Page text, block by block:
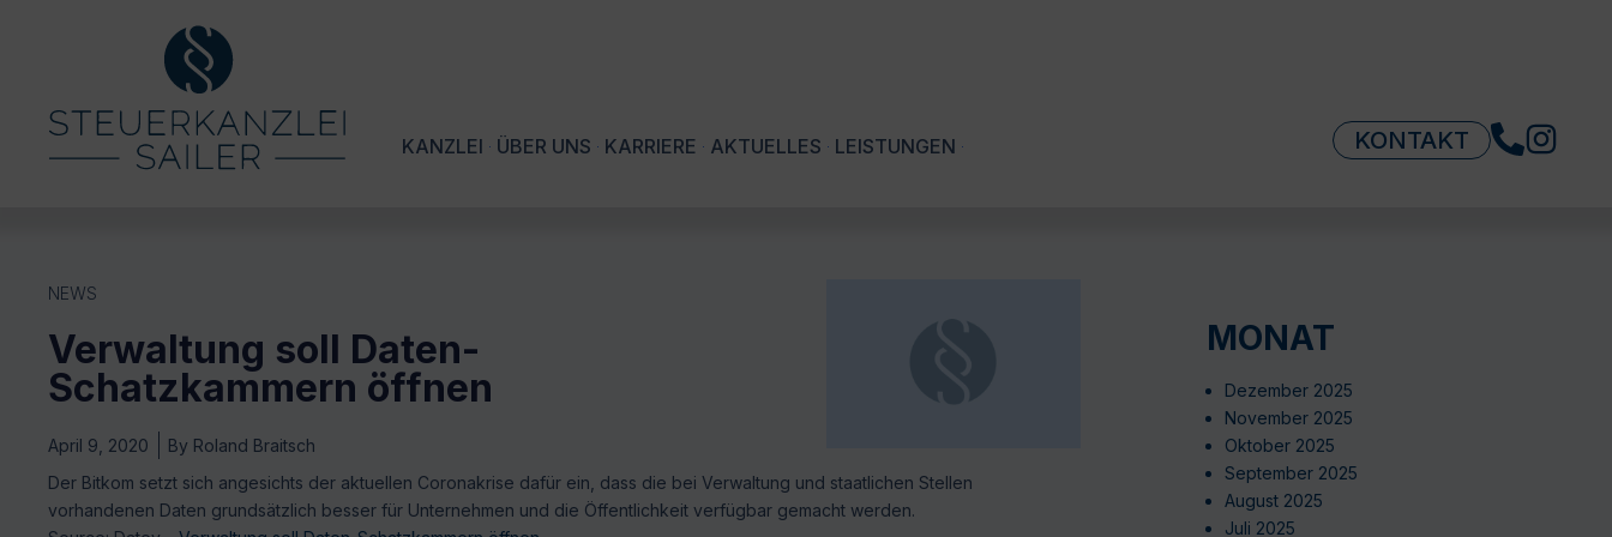
KANZLEI ÜBER UNS KARRIERE AKTUELLES LEISTUNGEN KONTAKT
NEWS
Verwaltung soll Daten-
Schatzkammern öffnen
April 9, 2020 By Roland Braitsch
Der Bitkom setzt sich angesichts der aktuellen Coronakrise dafür ein, dass die bei Verwaltung und staatlichen Stellen
vorhandenen Daten grundsätzlich besser für Unternehmen und die Öffentlichkeit verfügbar gemacht werden.
MONAT
Dezember 2025
November 2025
Oktober 2025
September 2025
August 2025
Juli 2025